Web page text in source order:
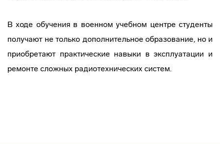
В ходе обучения в военном учебном центре студенты
получают не только дополнительное образование, но и
приобретают практические навыки в эксплуатации и
ремонте сложных радиотехнических систем.